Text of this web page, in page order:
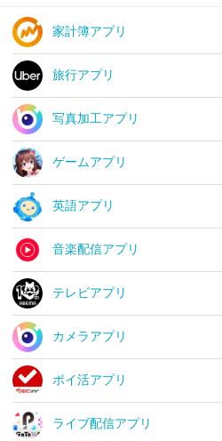
家計簿アプリ
旅行アプリ
写真加工アプリ
ゲームアプリ
英語アプリ
音楽配信アプリ
テレビアプリ
カメラアプリ
ポイ活アプリ
ライブ配信アプリ